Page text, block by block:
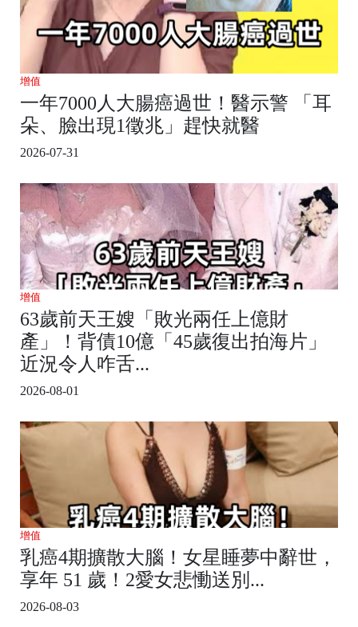
增值
一年7000人大腸癌過世！醫示警 「耳
朵、臉出現1徵兆」趕快就醫
2026-07-31
增值
63歲前天王嫂「敗光兩任上億財
產」！背債10億「45歲復出拍海片」
近況令人咋舌...
2026-08-01
增值
乳癌4期擴散大腦！女星睡夢中辭世，
享年 51 歲！2愛女悲慟送別...
2026-08-03